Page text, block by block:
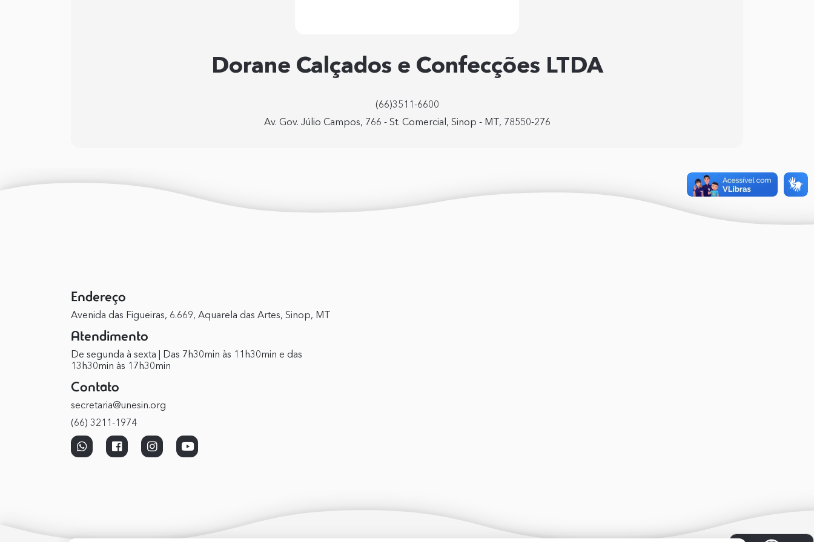
Dorane Calçados e Confecções LTDA
(66)3511-6600
Av. Gov. Júlio Campos, 766 - St. Comercial, Sinop - MT, 78550-276
Endereço
Avenida das Figueiras, 6.669, Aquarela das Artes, Sinop, MT
Atendimento
De segunda à sexta | Das 7h30min às 11h30min e das
13h30min às 17h30min
Contato
secretaria@unesin.org
(66) 3211-1974